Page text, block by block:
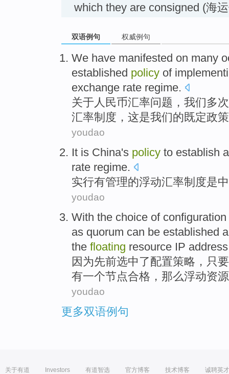
which they are consigned (海
双语例句 权威例句
We have manifested on many
established policy of
exchange rate regime.
关于人民币汇率问题， 我们多次
汇率制度， 这是我们的 既定政策
youdao
It is China's policy to establish a
rate regime.
实行有管理的浮动汇率制度是
youdao
With the choice of configuration
as quorum can be established
the floating resource IP address
因为先前选中了配置策略 ， 只要
有一个节点合格 ，那么浮动资源
youdao
更多双语例句
关于有道 Investors 有道智选 官方博客 技术博客 诚聘英才